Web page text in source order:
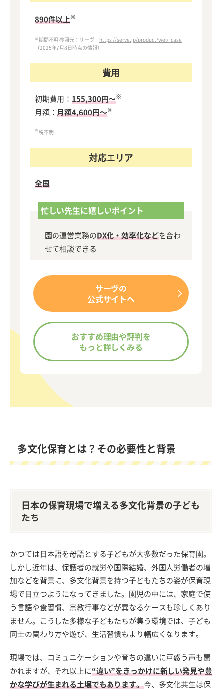
890件以上※
※期間不明 参照元：サーヴ https://serve.jp/product/web_case
（2025年7月8日時点の情報）
費用
初期費用： 155,300円～※
月額： 月額4,600円～※
※税不明
対応エリア
全国
忙しい先生に嬉しいポイント
園の運営業務のDX化・効率化などを合わ
せて相談できる
サーヴの
公式サイトへ
おすすめ理由や評判を
もっと詳しくみる
多文化保育とは？その必要性と背景
日本の保育現場で増える多文化背景の子ども
たち
かつては日本語を母語とする子どもが大多数だった保育園。
しかし近年は、保護者の就労や国際結婚、外国人労働者の増
加などを背景に、多文化背景を持つ子どもたちの姿が保育現
場で目立つようになってきました。園児の中には、家庭で使
う言語や食習慣、宗教行事などが異なるケースも珍しくあり
ません。こうした多様な子どもたちが集う環境では、子ども
同士の関わり方や遊び、生活習慣もより幅広くなります。
現場では、コミュニケーションや育ちの違いに戸惑う声も聞
かれますが、それ以上に“違い”をきっかけに新しい発見や豊
かな学びが生まれる土壌でもあります。今、多文化共生は保